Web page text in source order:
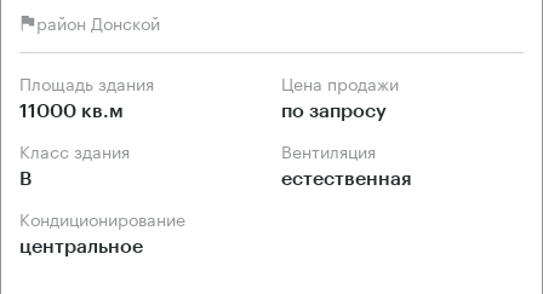
район Донской
Площадь здания
11000 кв.м
Цена продажи
по запросу
Класс здания
B
Вентиляция
естественная
Кондиционирование
центральное